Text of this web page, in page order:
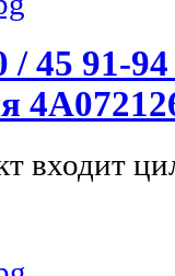
/ 45 91-
входит